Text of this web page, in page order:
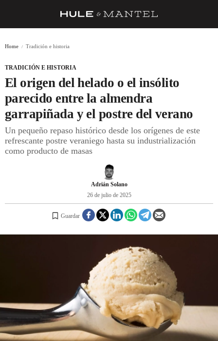
BARRAS Y ESTRELLAS
DÓNDE COMER
ÍDOLOS DE MESAS
CUADERNO DE VIAJE
INICIAR SESIÓN
Home Tradición e historia
TRADICIÓN E HISTORIA
El origen del helado o el insólito
parecido entre la almendra
garrapiñada y el postre del verano
Un pequeño repaso histórico desde los orígenes de este
refrescante postre veraniego hasta su industrialización
como producto de masas
Adrián Solano
26 de julio de 2025
Guardar